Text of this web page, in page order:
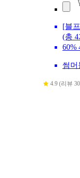
[블
(총
60%
썸머
4.9 (리뷰